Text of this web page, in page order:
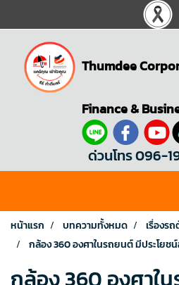
Thumdee
Finance &
ด่วนโทร 096-
หน้าแรก บทความทั้งหมด
เรื่องร
กล้อง 360 องศาในรถยนต์ มีประโยชน์